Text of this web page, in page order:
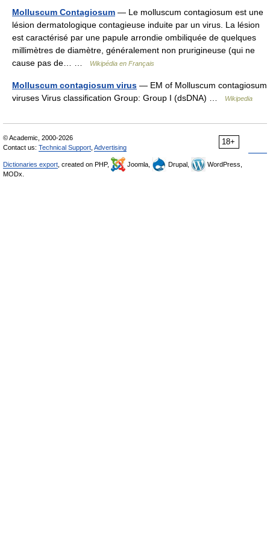
Molluscum Contagiosum — Le molluscum contagiosum est une
lésion dermatologique contagieuse induite par un virus. La lésion
est caractérisé par une papule arrondie ombiliquée de quelques
millimètres de diamètre, généralement non prurigineuse (qui ne
cause pas de… …
Wikipédia en Français
Molluscum contagiosum virus — EM of Molluscum contagiosum
viruses Virus classification Group: Group I (dsDNA) …
Wikipedia
18+
© Academic, 2000-2026
Contact us: Technical Support Advertising
Dictionaries export , created on PHP, Joomla, Drupal,
WordPress,
MODx.